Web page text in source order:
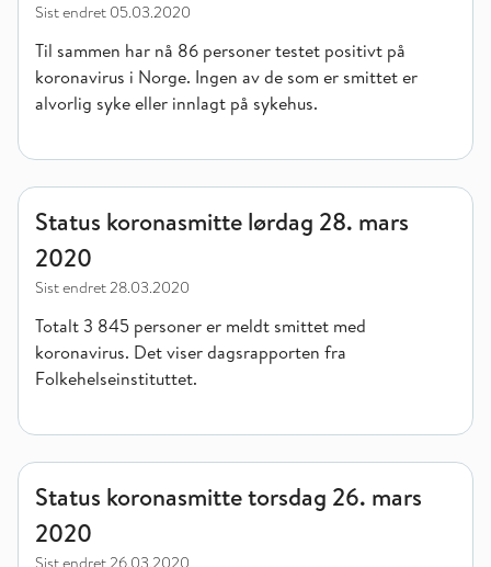
Sist endret 05.03.2020
Til sammen har nå 86 personer testet positivt på
koronavirus i Norge. Ingen av de som er smittet er
alvorlig syke eller innlagt på sykehus.
Status koronasmitte lørdag 28. mars 2020
Status koronasmitte lørdag 28. mars
2020
Sist endret28.03.2020
Totalt 3 845 personer er meldt smittet med
koronavirus. Det viser dagsrapporten fra
Folkehelseinstituttet.
Status koronasmitte torsdag 26. mars 2020
Status koronasmitte torsdag 26. mars
2020
Sist endret 26.03.2020